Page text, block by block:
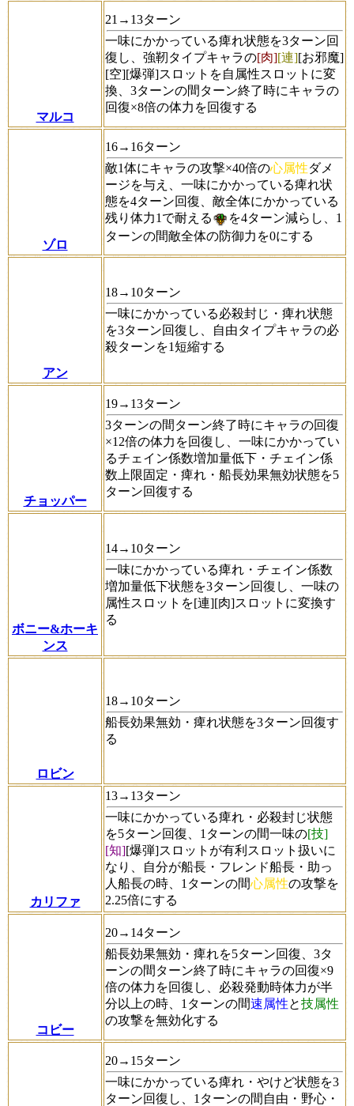
マルコ
21→13ターン
一味にかかっている痺れ状態を3ターン回
復し、強靭タイプキャラの[肉][連][お邪魔]
[空][爆弾]スロットを自属性スロットに変
換、3ターンの間ターン終了時にキャラの
回復×8倍の体力を回復する
ゾロ
16→16ターン
敵1体にキャラの攻撃×40倍の心属性ダメ
ージを与え、一味にかかっている痺れ状
態を4ターン回復、敵全体にかかっている
残り体力1で耐える
を4ターン減らし、1
ターンの間敵全体の防御力を0にする
アン
18→10ターン
一味にかかっている必殺封じ・痺れ状態
を3ターン回復し、自由タイプキャラの必
殺ターンを1短縮する
チョッパー
19→13ターン
3ターンの間ターン終了時にキャラの回復
×12倍の体力を回復し、一味にかかってい
るチェイン係数増加量低下・チェイン係
数上限固定・痺れ・船長効果無効状態を5
ターン回復する
ボニー&ホーキ
ンス
14→10ターン
一味にかかっている痺れ・チェイン係数
増加量低下状態を3ターン回復し、一味の
属性スロットを[連][肉]スロットに変換す
る
ロビン
18→10ターン
船長効果無効・痺れ状態を3ターン回復す
る
カリファ
13→13ターン
一味にかかっている痺れ・必殺封じ状態
を5ターン回復、1ターンの間一味の[技]
[知][爆弾]スロットが有利スロット扱いに
なり、自分が船長・フレンド船長・助っ
人船長の時、1ターンの間心属性の攻撃を
2.25倍にする
コビー
20→14ターン
船長効果無効・痺れを5ターン回復、3タ
ーンの間ターン終了時にキャラの回復×9
倍の体力を回復し、必殺発動時体力が半
分以上の時、1ターンの間速属性と技属性
の攻撃を無効化する
20→15ターン
一味にかかっている痺れ・やけど状態を3
ターン回復し、1ターンの間自由・野心・